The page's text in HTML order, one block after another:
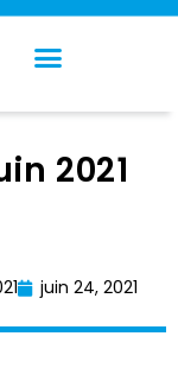
2021
juin 24, 2021